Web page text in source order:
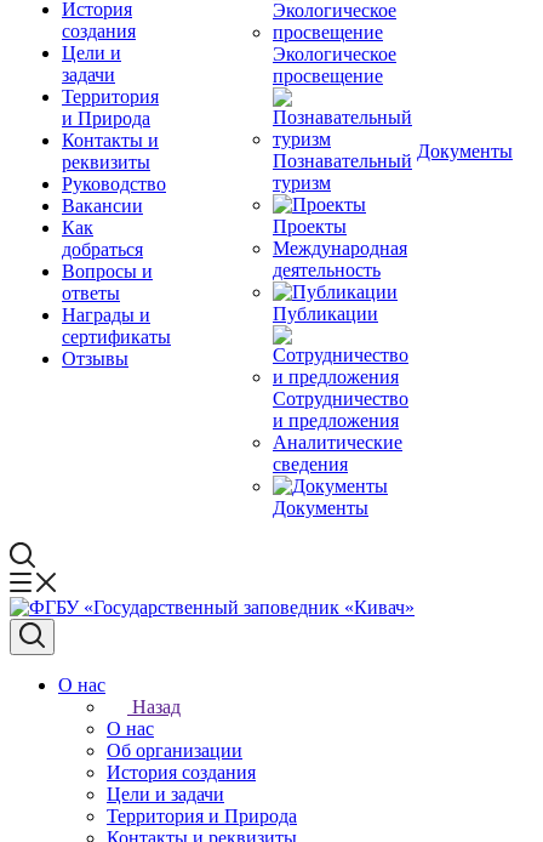
История
создания
Цели и
задачи
Территория
и Природа
Контакты и
реквизиты
Руководство
Вакансии
Как
добраться
Вопросы и
ответы
Награды и
сертификаты
Отзывы
Экологическое
просвещение
Познавательный
туризм
Проекты
Международная
деятельность
Публикации
Сотрудничество
и предложения
Аналитические
сведения
Документы
Документы
О нас
Назад
О нас
Об организации
История создания
Цели и задачи
Территория и Природа
Контакты и реквизиты